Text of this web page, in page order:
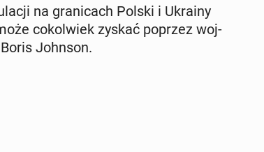
na gra­ni­cach Polski i Ukrainy
co­kol­wiek zyskać poprzez woj­
Johnson.